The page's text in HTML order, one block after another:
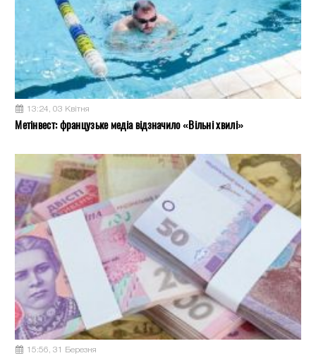
13:24, 03 Квітня
Метінвест: французьке медіа відзначило «Вільні хвилі»
15:56, 31 Березня